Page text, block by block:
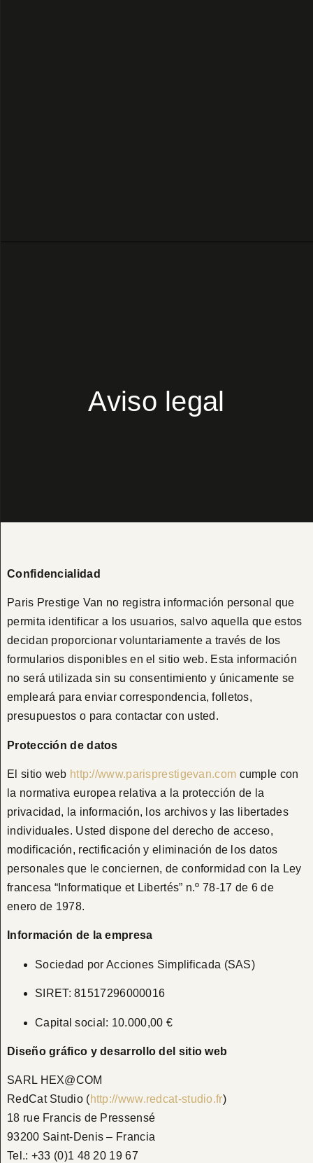
Aviso legal
Confidencialidad
Paris Prestige Van no registra información personal que
permita identificar a los usuarios, salvo aquella que estos
decidan proporcionar voluntariamente a través de los
formularios disponibles en el sitio web. Esta información
no será utilizada sin su consentimiento y únicamente se
empleará para enviar correspondencia, folletos,
presupuestos o para contactar con usted.
Protección de datos
El sitio web http://www.parisprestigevan.com cumple con
la normativa europea relativa a la protección de la
privacidad, la información, los archivos y las libertades
individuales. Usted dispone del derecho de acceso,
modificación, rectificación y eliminación de los datos
personales que le conciernen, de conformidad con la Ley
francesa “Informatique et Libertés” n.º 78-17 de 6 de
enero de 1978.
Información de la empresa
Sociedad por Acciones Simplificada (SAS)
SIRET: 81517296000016
Capital social: 10.000,00 €
Diseño gráfico y desarrollo del sitio web
SARL HEX@COM
RedCat Studio (http://www.redcat-studio.fr)
18 rue Francis de Pressensé
93200 Saint-Denis – Francia
Tel.: +33 (0)1 48 20 19 67